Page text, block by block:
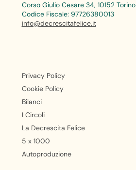
Corso Giulio Cesare 34, 10152 Torino
Codice Fiscale: 97726380013
info@decrescitafelice.it
Privacy Policy
Cookie Policy
Bilanci
I Circoli
La Decrescita Felice
5 x 1000
Autoproduzione